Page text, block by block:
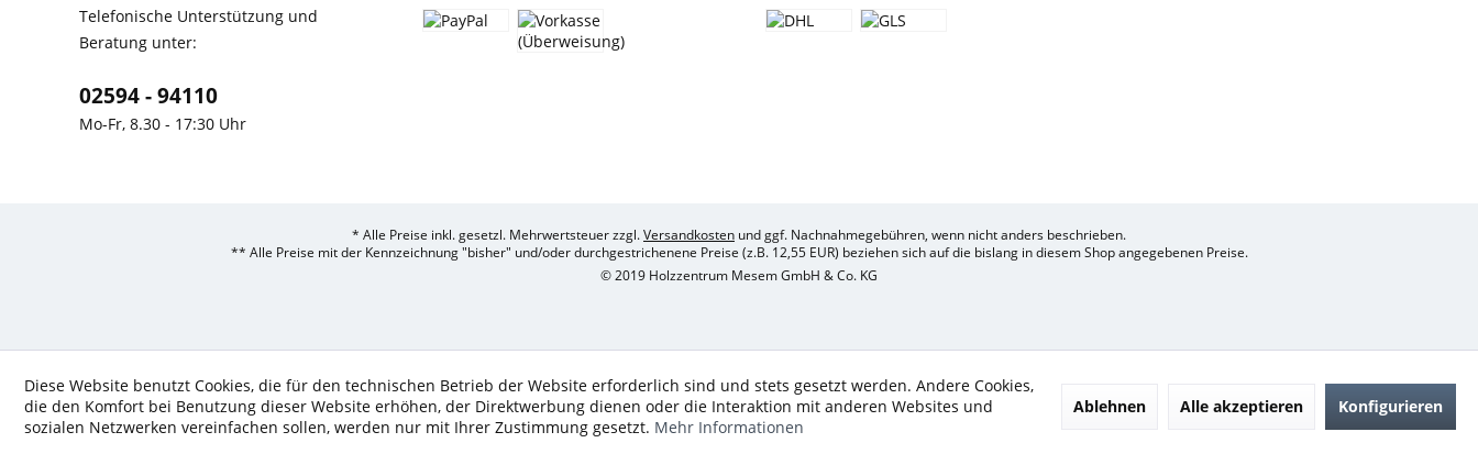
Telefonische Unterstützung und
Beratung unter:
02594 - 94110
Mo-Fr, 8.30 - 17:30 Uhr
* Alle Preise inkl. gesetzl. Mehrwertsteuer zzgl.Versandkosten und ggf. Nachnahmegebühren, wenn nicht anders beschrieben.
** Alle Preise mit der Kennzeichnung "bisher" und/oder durchgestrichenene Preise (z.B. 12,55 EUR) beziehen sich auf die bislang in diesem Shop angegebenen Preise.
© 2019 Holzzentrum Mesem GmbH & Co. KG
Diese Website benutzt Cookies, die für den technischen Betrieb der Website erforderlich sind und stets gesetzt werden. Andere Cookies,
die den Komfort bei Benutzung dieser Website erhöhen, der Direktwerbung dienen oder die Interaktion mit anderen Websites und
sozialen Netzwerken vereinfachen sollen, werden nur mit Ihrer Zustimmung gesetzt. Mehr Informationen
Ablehnen Alle akzeptieren Konfigurieren